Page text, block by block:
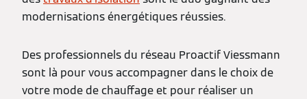
modernisations énergétiques réussies.
Des professionnels du réseau Proactif Viessmann
sont là pour vous accompagner dans le choix de
votre mode de chauffage et pour réaliser un